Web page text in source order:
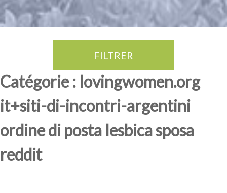
FILTRER
Catégorie : lovingwomen.org
it+siti-di-incontri-argentini
ordine di posta lesbica sposa
reddit